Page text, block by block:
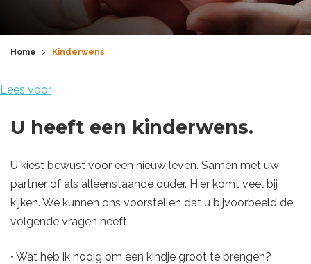
Home Kinderwens
Lees voor
U heeft een kinderwens.
U kiest bewust voor een nieuw leven. Samen met uw
partner of als alleenstaande ouder. Hier komt veel bij
kijken. We kunnen ons voorstellen dat u bijvoorbeeld de
volgende vragen heeft:
• Wat heb ik nodig om een kindje groot te brengen?